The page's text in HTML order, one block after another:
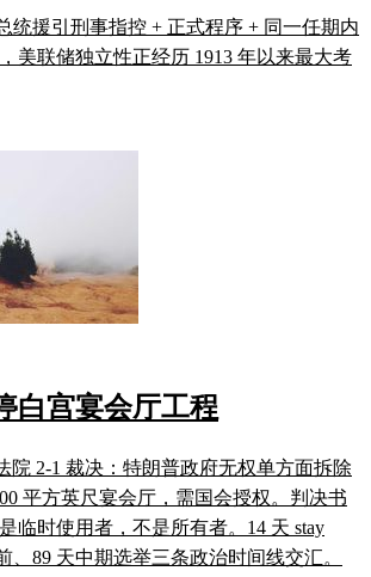
统援引刑事指控 + 正式程序 + 同一任期内
美联储独立性正经历 1913 年以来最大考
白宫宴会厅工程
院 2-1 裁决：特朗普政府无权单方面拆除
平方英尺宴会厅，需国会授权。判决书
临时使用者，不是所有者。14 天 stay
、89 天中期选举三条政治时间线交汇。